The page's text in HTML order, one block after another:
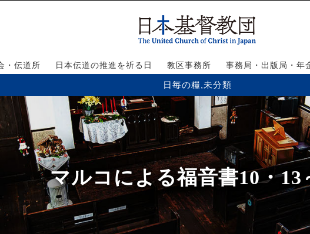
・伝道所 日本伝道の推進を祈る日 教区事務所 事務局・出版局・年
日毎の糧,未分類
マルコによる福音書10・13